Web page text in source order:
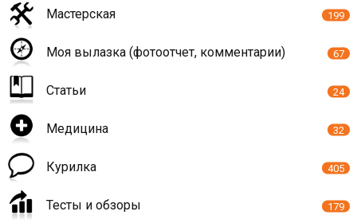
Мастерская 199
Моя вылазка (фотоотчет, комментарии) 67
Статьи 24
Медицина 32
Курилка 405
Тесты и обзоры 179